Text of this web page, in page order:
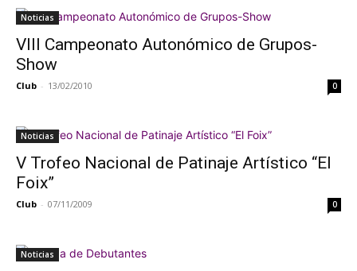
Noticias
VIII Campeonato Autonómico de Grupos-
Show
Club - 13/02/2010 0
Noticias
V Trofeo Nacional de Patinaje Artístico “El
Foix”
Club - 07/11/2009 0
Noticias